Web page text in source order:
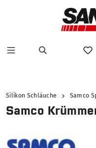
Silikon Schläuche Samco
Samco